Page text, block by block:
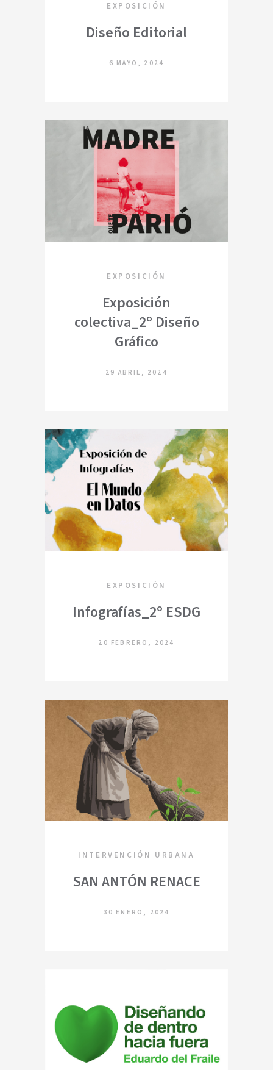
EXPOSICIÓN
Diseño Editorial
6 MAYO, 2024
EXPOSICIÓN
Exposición
colectiva_2º Diseño
Gráfico
29 ABRIL, 2024
EXPOSICIÓN
Infografías_2º ESDG
20 FEBRERO, 2024
INTERVENCIÓN URBANA
SAN ANTÓN RENACE
30 ENERO, 2024